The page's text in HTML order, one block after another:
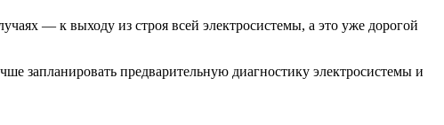
— к выходу из строя всей электросистемы, а это уже дорогой
запланировать предварительную диагностику электросистемы и